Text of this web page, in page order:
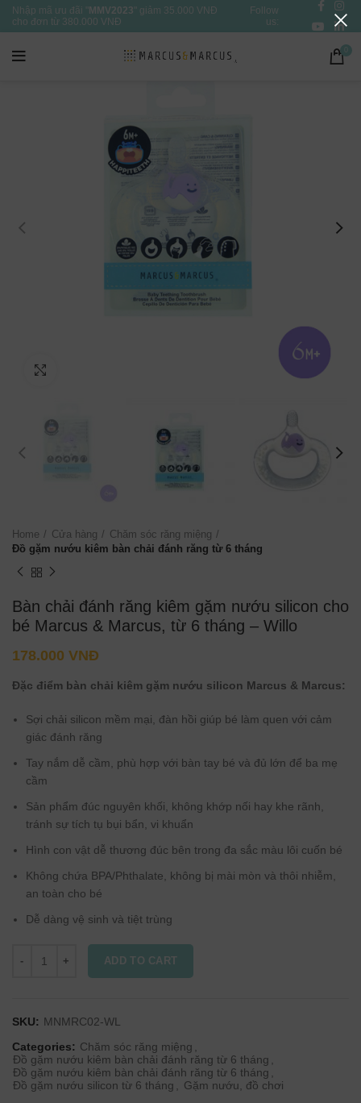
Nhập mã ưu đãi " MMV2023 " giảm 35.000 VNĐ
cho đơn từ 380.000 VNĐ
Follow
us:
Home Cửa hàng
Chăm sóc răng miệng
Đồ gặm nướu kiêm bàn chải đánh răng từ 6 tháng
Bàn chải đánh răng kiêm gặm nướu silicon cho
bé Marcus & Marcus, từ 6 tháng – Willo
178.000 VNĐ
Đặc điểm bàn chải kiêm gặm nướu silicon Marcus & Marcus:
Sợi chải silicon mềm mại, đàn hồi giúp bé làm quen với cảm
giác đánh răng
Tay nắm dễ cầm, phù hợp với bàn tay bé và đủ lớn để ba mẹ
cầm
Sản phẩm đúc nguyên khối, không khớp nối hay khe rãnh,
tránh sự tích tụ bụi bẩn, vi khuẩn
Hình con vật dễ thương đúc bên trong đa sắc màu lôi cuốn bé
Không chứa BPA/Phthalate, không bị mài mòn và thôi nhiễm,
an toàn cho bé
Dễ dàng vệ sinh và tiệt trùng
ADD TO CART
SKU: MNMRC02-WL
Categories: Chăm sóc răng miệng ,
Đồ gặm nướu kiêm bàn chải đánh răng từ 6 tháng ,
Đồ gặm nướu kiêm bàn chải đánh răng từ 6 tháng ,
Đồ gặm nướu silicon từ 6 tháng , Gặm nướu, đồ chơi